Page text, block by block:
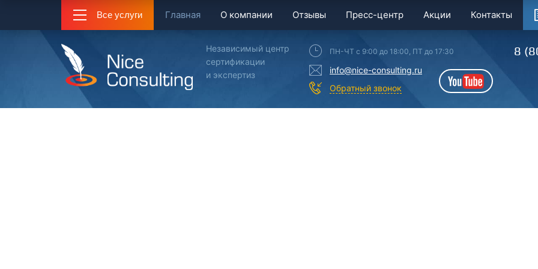
Все услуги Главная О компании Отзывы Пресс-центр Акции Контакты
Независимый центр
сертификации
и экспертиз
ПН-ЧТ с 9:00 до 18:00, ПТ до 17:30
info@nice-consulting.ru
Обратный звонок
YouTube
8